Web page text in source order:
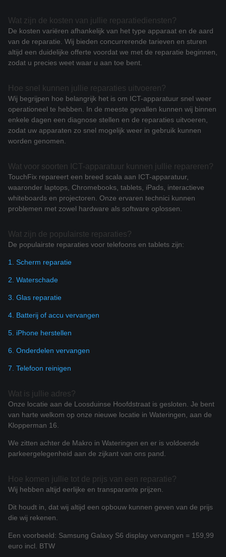
Wat zijn de kosten van jullie reparatiediensten?
De kosten variëren afhankelijk van het type apparaat en de aard
van de reparatie. Wij bieden concurrerende tarieven en sturen
altijd een duidelijke offerte voordat we met de reparatie beginnen,
zodat u precies weet waar u aan toe bent.
Hoe snel kunnen jullie reparaties uitvoeren?
Wij begrijpen hoe belangrijk het is om ICT-apparatuur snel weer
operationeel te hebben. In de meeste gevallen kunnen wij binnen
enkele dagen een diagnose stellen en de reparaties uitvoeren,
zodat uw apparaten zo snel mogelijk weer in gebruik kunnen
worden genomen.
Wat voor soorten ICT-apparatuur kunnen jullie repareren?
TouchFix repareert een breed scala aan ICT-apparatuur,
waaronder laptops, Chromebooks, tablets, iPads, interactieve
whiteboards en projectoren. Onze ervaren technici kunnen
problemen met zowel hardware als software oplossen.
Wat zijn de populairste reparaties?
De populairste reparaties voor telefoons en tablets zijn:
1. Scherm reparatie
2. Waterschade
3. Glas reparatie
4. Batterij of accu vervangen
5. iPhone herstellen
6. Onderdelen vervangen
7. Telefoon reinigen
Wat is jullie adres?
Onze locatie aan de Loosduinse Hoofdstraat is gesloten. Je bent
van harte welkom op onze nieuwe locatie in Wateringen, aan de
Klopperman 16.
We zitten achter de Makro in Wateringen en er is voldoende
parkeergelegenheid aan de zijkant van ons pand.
Hoe komen jullie tot de prijs van een reparatie?
Wij hebben altijd eerlijke en transparante prijzen.
Dit houdt in, dat wij altijd een opbouw kunnen geven van de prijs
die wij rekenen.
Een voorbeeld: Samsung Galaxy S6 display vervangen = 159,99
euro incl. BTW